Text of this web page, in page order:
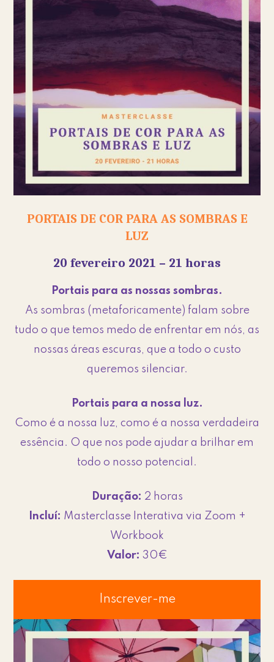
PORTAIS DE COR PARA AS SOMBRAS E
LUZ
20 fevereiro 2021 – 21 horas
Portais para as nossas sombras.
As sombras (metaforicamente) falam sobre
tudo o que temos medo de enfrentar em nós, as
nossas áreas escuras, que a todo o custo
queremos silenciar.
Portais para a nossa luz.
Como é a nossa luz, como é a nossa verdadeira
essência. O que nos pode ajudar a brilhar em
todo o nosso potencial.
Duração: 2 horas
Incluí: Masterclasse Interativa via Zoom +
Workbook
Valor: 30€
Inscrever-me